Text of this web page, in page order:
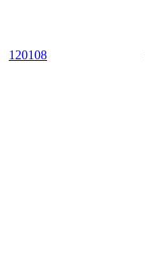
120108